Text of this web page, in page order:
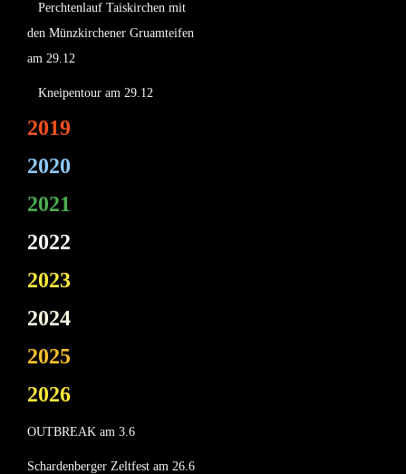
Perchtenlauf Taiskirchen mit
den Münzkirchener Gruamteifen
am 29.12
Kneipentour am 29.12
2019
2020
2021
2022
2023
2024
2025
2026
OUTBREAK am 3.6
Schardenberger Zeltfest am 26.6